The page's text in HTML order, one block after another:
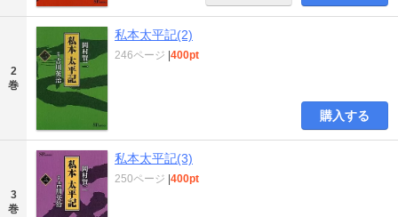
2
巻
私本太平記(2)
246ページ 400pt
購入する
3
巻
私本太平記(3)
250ページ 400pt